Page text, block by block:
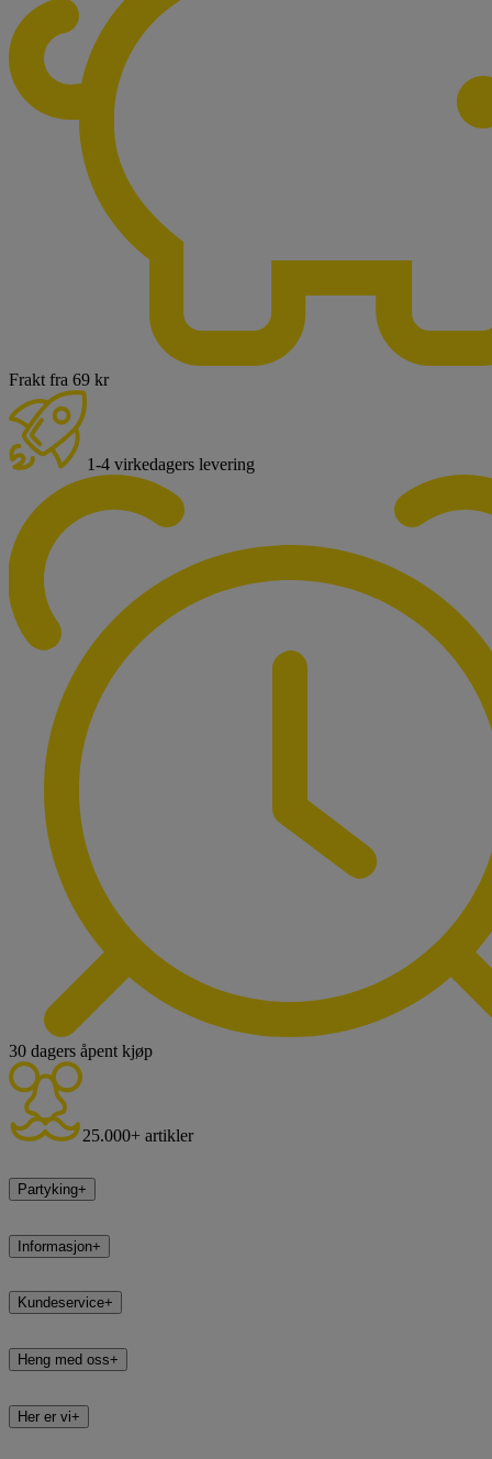
Frakt fra 69 kr
1-4 virkedagers levering
30 dagers åpent kjøp
25.000+ artikler
Partyking+
Informasjon+
Kundeservice+
Heng med oss+
Her er vi+